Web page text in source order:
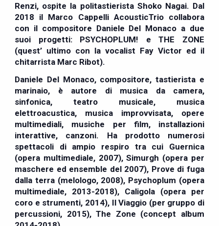
Renzi, ospite la politastierista Shoko Nagai. Dal
2018 il Marco Cappelli AcousticTrio collabora
con il compositore Daniele Del Monaco a due
suoi progetti: PSYCHOPLUM! e THE ZONE
(quest’ ultimo con la vocalist Fay Victor ed il
chitarrista Marc Ribot).
Daniele Del Monaco, compositore, tastierista e
marinaio, è autore di musica da camera,
sinfonica, teatro musicale, musica
elettroacustica, musica improvvisata, opere
multimediali, musiche per film, installazioni
interattive, canzoni. Ha prodotto numerosi
spettacoli di ampio respiro tra cui Guernica
(opera multimediale, 2007), Simurgh (opera per
maschere ed ensemble del 2007), Prove di fuga
dalla terra (melologo, 2008), Psychoplum (opera
multimediale, 2013-2018), Caligola (opera per
coro e strumenti, 2014), Il Viaggio (per gruppo di
percussioni, 2015), The Zone (concept album